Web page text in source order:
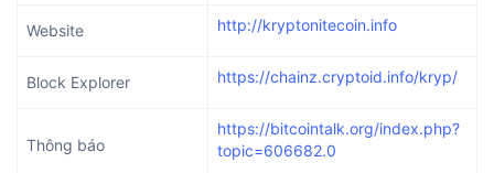
Website http://kryptonitecoin.info
Block Explorer https://chainz.cryptoid.info/kryp/
Thông báo
https://bitcointalk.org/index.php?
topic=606682.0